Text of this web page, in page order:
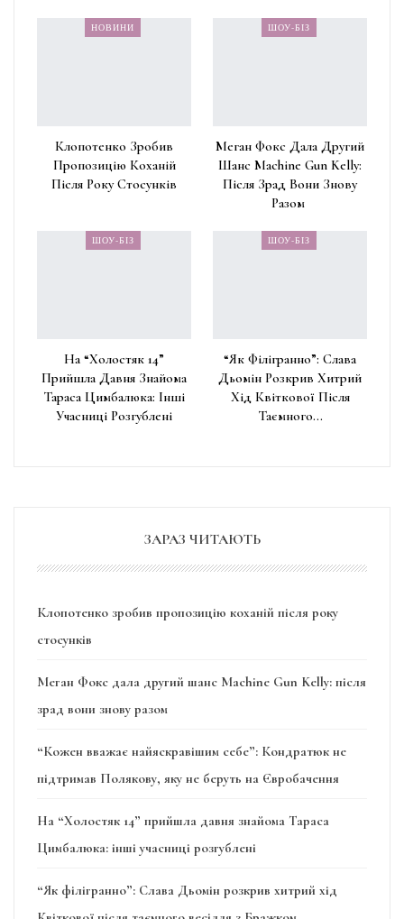
НОВИНИ
Клопотенко Зробив
Пропозицію Коханій
Після Року Стосунків
ШОУ-БІЗ
Меган Фокс Дала Другий
Шанс Machine Gun Kelly:
Після Зрад Вони Знову
Разом
ШОУ-БІЗ
На “Холостяк 14”
Прийшла Давня Знайома
Тараса Цимбалюка: Інші
Учасниці Розгублені
ШОУ-БІЗ
“Як Філігранно”: Слава
Дьомін Розкрив Хитрий
Хід Квіткової Після
Таємного…
ЗАРАЗ ЧИТАЮТЬ
Клопотенко зробив пропозицію коханій після року
стосунків
Меган Фокс дала другий шанс Machine Gun Kelly: після
зрад вони знову разом
“Кожен вважає найяскравішим себе”: Кондратюк не
підтримав Полякову, яку не беруть на Євробачення
На “Холостяк 14” прийшла давня знайома Тараса
Цимбалюка: інші учасниці розгублені
“Як філігранно”: Слава Дьомін розкрив хитрий хід